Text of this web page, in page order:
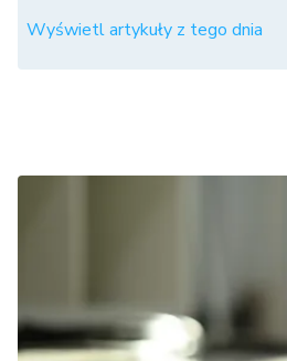
Wyświetl artykuły z tego dnia